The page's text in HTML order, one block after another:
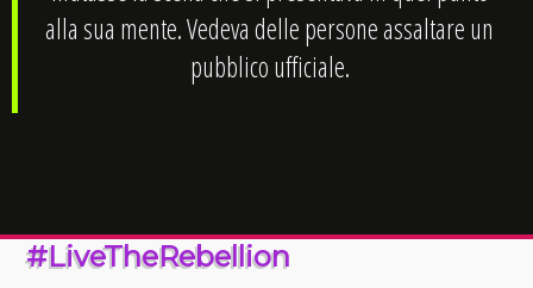
alla sua mente. Vedeva delle persone assaltare un
pubblico ufficiale.
#LiveTheRebellion